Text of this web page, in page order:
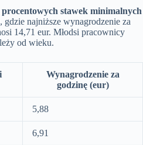
stawek minimalnych
, gdzie najniższe wynagrodzenie za
14,71 eur. Młodsi pracownicy
od wieku.
Wynagrodzenie za
godzinę (eur)
5,88
6,91